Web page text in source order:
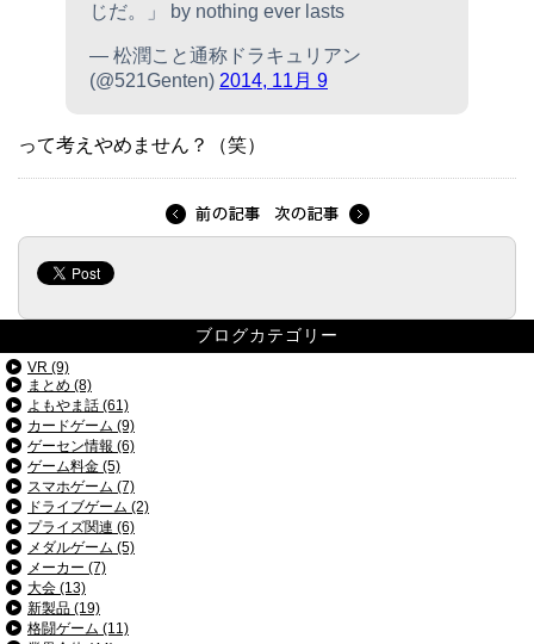
じだ。」 by nothing ever lasts
— 松潤こと通称ドラキュリアン
(@521Genten) 2014, 11月 9
って考えやめません？（笑）
ブログカテゴリー
VR (9)
まとめ (8)
よもやま話 (61)
カードゲーム (9)
ゲーセン情報 (6)
ゲーム料金 (5)
スマホゲーム (7)
ドライブゲーム (2)
プライズ関連 (6)
メダルゲーム (5)
メーカー (7)
大会 (13)
新製品 (19)
格闘ゲーム (11)